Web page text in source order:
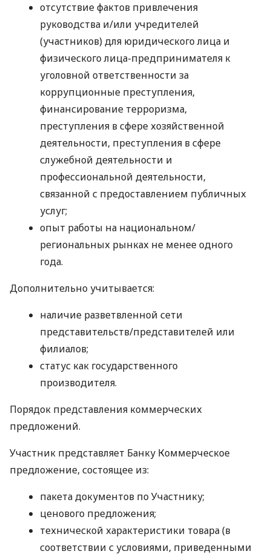
отсутствие фактов привлечения
руководства и/или учредителей
(участников) для юридического лица и
физического лица-предпринимателя к
уголовной ответственности за
коррупционные преступления,
финансирование терроризма,
преступления в сфере хозяйственной
деятельности, преступления в сфере
служебной деятельности и
профессиональной деятельности,
связанной с предоставлением публичных
услуг;
опыт работы на национальном/
региональных рынках не менее одного
года.
Дополнительно учитывается:
наличие разветвленной сети
представительств/представителей или
филиалов;
статус как государственного
производителя.
Порядок представления коммерческих
предложений.
Участник представляет Банку Коммерческое
предложение, состоящее из:
пакета документов по Участнику;
ценового предложения;
технической характеристики товара (в
соответствии с условиями, приведенными